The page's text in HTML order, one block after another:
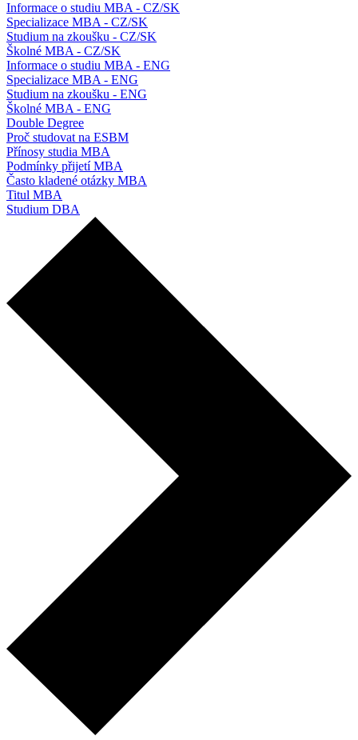
Informace o studiu MBA - CZ/SK
Specializace MBA - CZ/SK
Studium na zkoušku - CZ/SK
Školné MBA - CZ/SK
Informace o studiu MBA - ENG
Specializace MBA - ENG
Studium na zkoušku - ENG
Školné MBA - ENG
Double Degree
Proč studovat na ESBM
Přínosy studia MBA
Podmínky přijetí MBA
Často kladené otázky MBA
Titul MBA
Studium DBA